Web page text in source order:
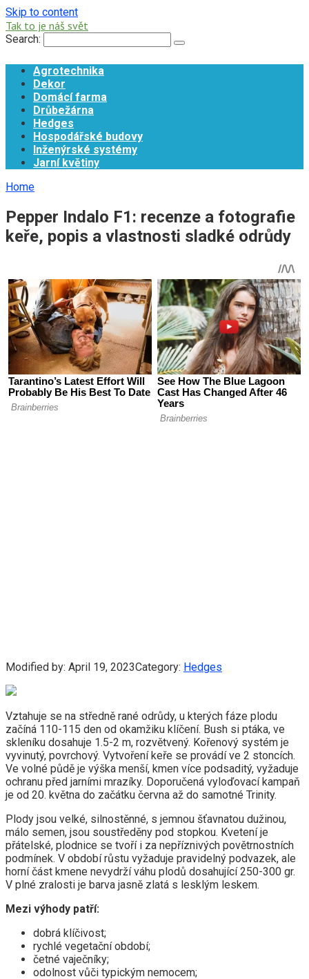
Skip to content
Tak to je náš svět
Search:
Agrotechnika
Dekor
Domácí farma
Drůbežárna
Hedges
Hospodářské budovy
Inženýrské systémy
Jarní květiny
Home
Pepper Indalo F1: recenze a fotografie
keře, popis a vlastnosti sladké odrůdy
Modified by: April 19, 2023Category: Hedges
Vztahuje se na středně rané odrůdy, u kterých fáze plodu
začíná 110-115 den od okamžiku klíčení. Bush si ptáka, ve
skleníku dosahuje 1.5-2 m, rozvětvený. Kořenový systém je
vyvinutý, povrchový. Vytvoření keře se provádí ve 2 stoncích.
Ve volné půdě je výška menší, kmen více podsaditý, vyžaduje
ochranu před jarními mrazíky. Doporučená vyloďovací kampaň
je od 20. května do začátku června až do samotné Trinity.
Plody jsou velké, silnostěnné, s jemnou šťavnatou dužinou,
málo semen, jsou soustředěny pod stopkou. Kvetení je
přátelské, plodnice se tvoří i za nepříznivých povětrnostních
podmínek. V období růstu vyžaduje pravidelný podvazek, ale
horní část kmene nevydrží váhu plodů dosahující 250-300 gr.
V plné zralosti je barva jasně zlatá s lesklým leskem.
Mezi výhody patří:
dobrá klíčivost;
rychlé vegetační období;
četné vaječníky;
odolnost vůči typickým nemocem;